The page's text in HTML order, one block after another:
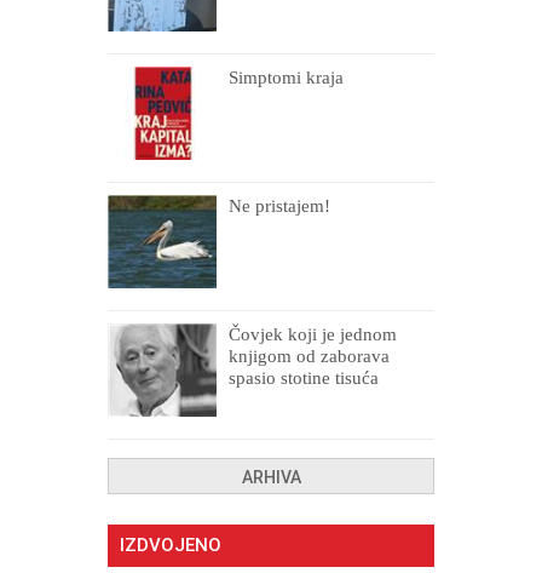
Simptomi kraja
Ne pristajem!
Čovjek koji je jednom
knjigom od zaborava
spasio stotine tisuća
ARHIVA
IZDVOJENO